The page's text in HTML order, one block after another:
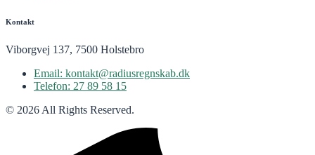
Kontakt
Viborgvej 137, 7500 Holstebro
Email: kontakt@radiusregnskab.dk
Telefon: 27 89 58 15
© 2026 All Rights Reserved.